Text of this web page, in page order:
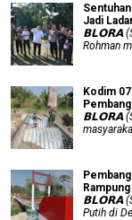
Jadi
𝗕𝗟𝗢𝗥𝗔
Rohman
Kodim
𝗕𝗟𝗢𝗥𝗔
𝗕𝗟𝗢𝗥𝗔
Putih di